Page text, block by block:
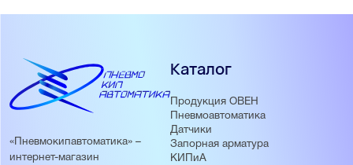
«Пневмокипавтоматика» –
интернет-магазин
Каталог
Продукция ОВЕН
Пневмоавтоматика
Датчики
Запорная арматура
КИПиА